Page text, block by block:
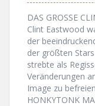
DAS GROSSE
Clint Eastwood
der
der größten
strebte als
Veränderungen
Image zu
HONKYTONK